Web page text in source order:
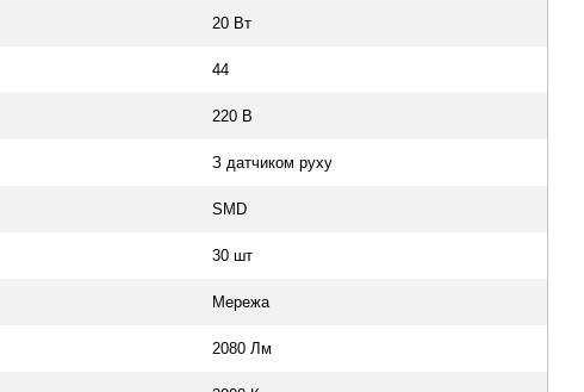
20 Вт
44
220 В
З датчиком руху
SMD
30 шт
Мережа
2080 Лм